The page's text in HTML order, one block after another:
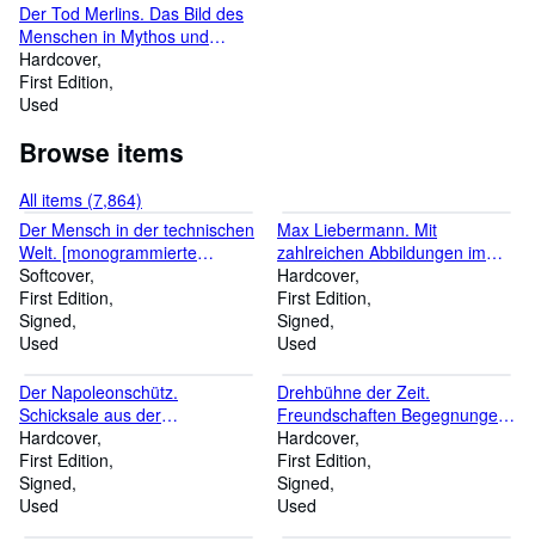
Der Tod Merlins. Das Bild des
Menschen in Mythos und
Alchemie mit den
Lebenserinnerungen und einer
Bibliographie. Herausgegeben
Hardcover
First Edition
Used
Browse items
All items (7,864)
Der Mensch in der technischen
Welt. [monogrammierte
Widmung auf Deckblatt an
Ernst Zinn]. Festvortrag
anläßlich des 30.
Fortbildungskurses für Ärzte in
Softcover
First Edition
Signed
Used
Max Liebermann. Mit
zahlreichen Abbildungen im
Text und zwei signierten
Originalradierungen. [signiert,
signed].
Hardcover
First Edition
Signed
Used
Der Napoleonschütz.
Schicksale aus der
Franzosenzeit in Regensburg.
[signiert, signed, mehrzeilige
Widmung] Illustrationen:
Charlotte Stenzel mit
Hardcover
First Edition
Signed
Used
Drehbühne der Zeit.
Freundschaften Begegnungen
Schicksale. [signiert, signed,
Widmung an Norbert
Windfelder].
Hardcover
First Edition
Signed
Used